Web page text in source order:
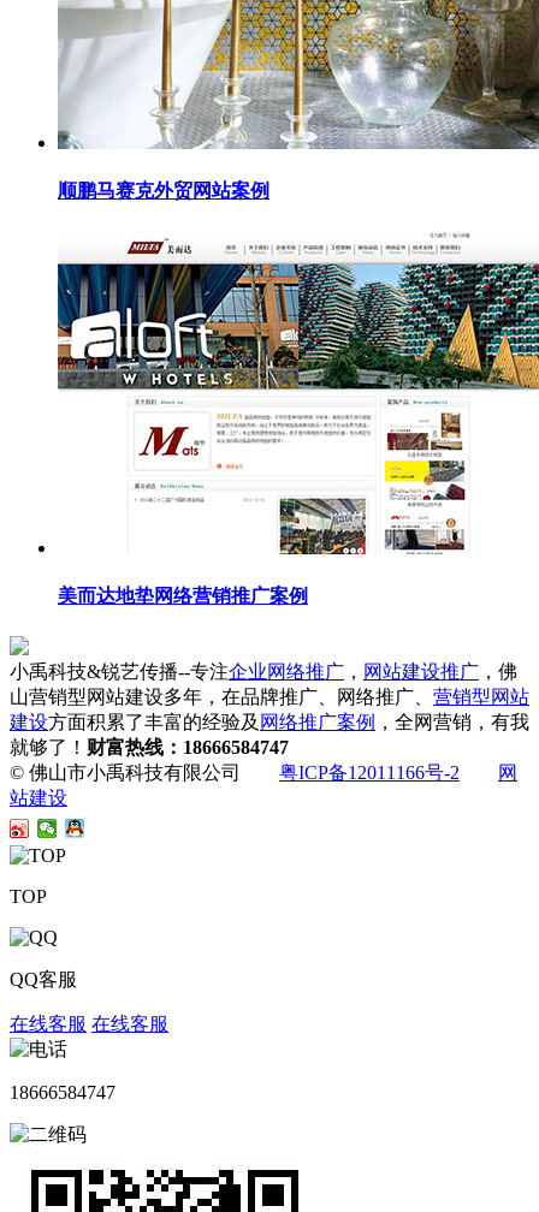
顺鹏马赛克外贸网站案例
美而达地垫网络营销推广案例
小禹科技&锐艺传播--专注企业网络推广 ， 网站建设推广 ，佛
山营销型网站建设多年，在品牌推广、网络推广、 营销型网站
建设方面积累了丰富的经验及 网络推广案例 ，全网营销，有我
就够了！ 财富热线：18666584747
© 佛山市小禹科技有限公司 粤ICP备12011166号-2
网
站建设
TOP
QQ客服
在线客服 在线客服
18666584747